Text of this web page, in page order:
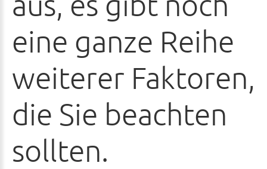
eine ganze Reihe
weiterer Faktoren,
die Sie beachten
sollten.